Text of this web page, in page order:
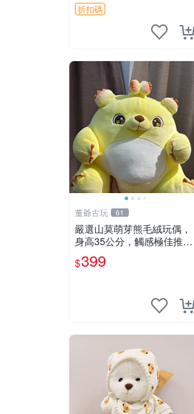
折扣碼
董爺古玩 61
嚴選山莫萌芽熊毛絨玩偶，
身高35公分，觸感極佳推薦
收藏 萌芽熊 毛絨玩偶 串珠
玩偶
$399